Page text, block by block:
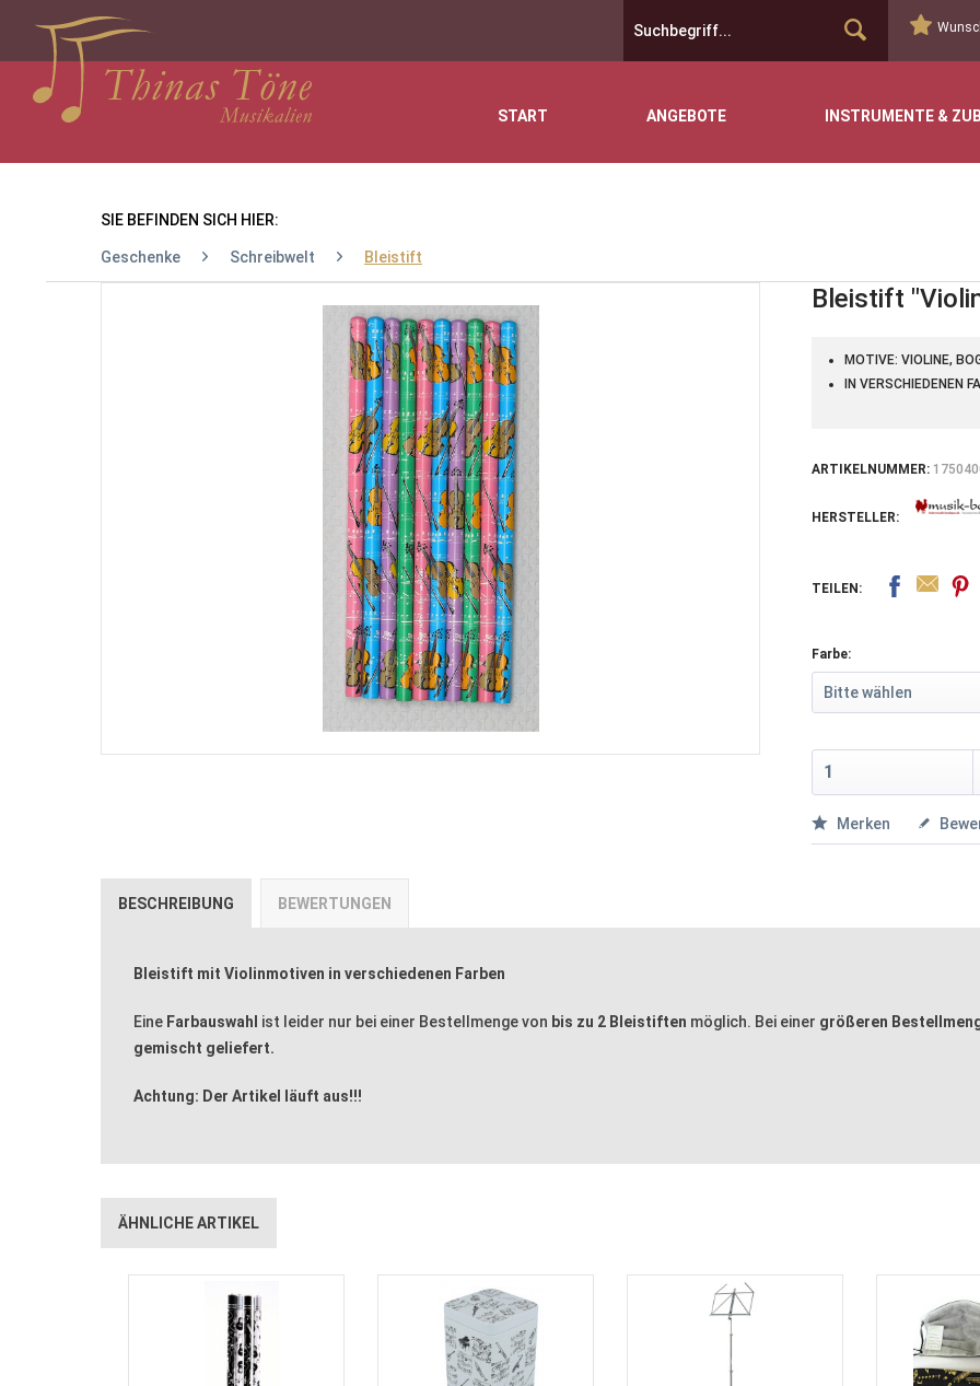
START ANGEBOTE INSTRUMENTE &
SIE BEFINDEN SICH HIER:
Geschenke Schreibwelt Bleistift
Bleistift
MOTIVE: VIOLINE,
IN VERSCHIEDENEN
ARTIKELNUMMER:
HERSTELLER:
TEILEN:
Farbe:
Merken
BESCHREIBUNG BEWERTUNGEN
Bleistift mit Violinmotiven in verschiedenen Farben
Eine Farbauswahl ist leider nur bei einer Bestellmenge von bis zu 2 Bleistiften möglich. Bei einer größeren
gemischt geliefert.
Achtung: Der Artikel läuft aus!!!
ÄHNLICHE ARTIKEL